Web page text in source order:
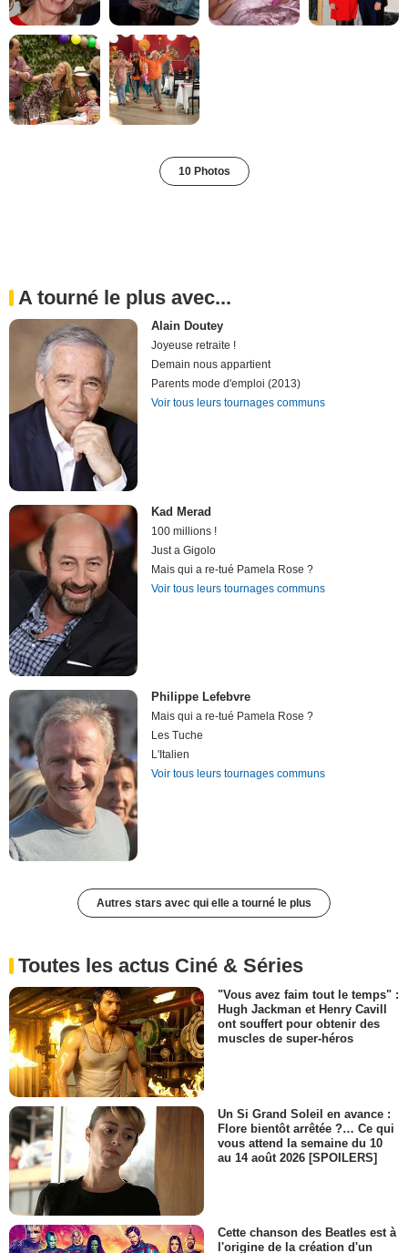
10 Photos
A tourné le plus avec...
Alain Doutey
Joyeuse retraite !
Demain nous appartient
Parents mode d'emploi (2013)
Voir tous leurs tournages communs
Kad Merad
100 millions !
Just a Gigolo
Mais qui a re-tué Pamela Rose ?
Voir tous leurs tournages communs
Philippe Lefebvre
Mais qui a re-tué Pamela Rose ?
Les Tuche
L'Italien
Voir tous leurs tournages communs
Autres stars avec qui elle a tourné le plus
Toutes les actus Ciné & Séries
"Vous avez faim tout le temps" :
Hugh Jackman et Henry Cavill
ont souffert pour obtenir des
muscles de super-héros
Un Si Grand Soleil en avance :
Flore bientôt arrêtée ?… Ce qui
vous attend la semaine du 10
au 14 août 2026 [SPOILERS]
Cette chanson des Beatles est à
l'origine de la création d'un